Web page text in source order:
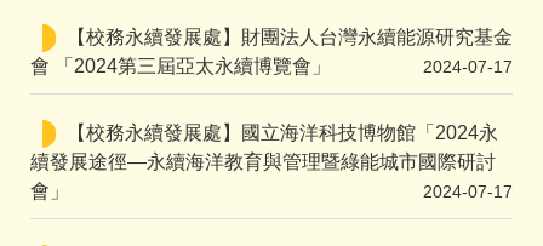
【校務永續發展處】財團法人台灣永續能源研究基金
會 「2024第三屆亞太永續博覽會」
2024-07-17
【校務永續發展處】國立海洋科技博物館「2024永
續發展途徑—永續海洋教育與管理暨綠能城市國際研討
會」
2024-07-17